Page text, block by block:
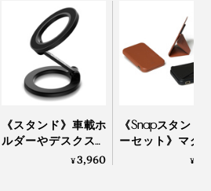
《スタンド》車載ホ
ルダーやデスクスタ
ンドに安定感バツグ
¥3,960
《Snapスタンド
ーセット》マグ
トで重ねて使用
¥